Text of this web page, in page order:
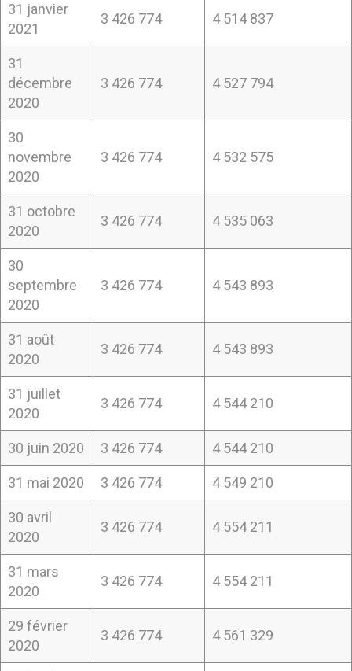
31 janvier
2021
3 426 774 4 514 837
31
décembre
2020
3 426 774 4 527 794
30
novembre
2020
3 426 774 4 532 575
31 octobre
2020
3 426 774 4 535 063
30
septembre
2020
3 426 774 4 543 893
31 août
2020
3 426 774 4 543 893
31 juillet
2020
3 426 774 4 544 210
30 juin 2020 3 426 774 4 544 210
31 mai 2020 3 426 774 4 549 210
30 avril
2020
3 426 774 4 554 211
31 mars
2020
3 426 774 4 554 211
29 février
2020
3 426 774 4 561 329